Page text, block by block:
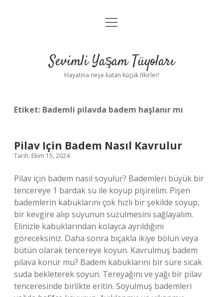
Anasayfa
Yasal Uyarı
menüyü
Sevimli Yaşam Tüyoları
Hayatına neşe katan küçük fikirler!
Etiket: Bademli pilavda badem haşlanır mı
Pilav Için Badem Nasıl Kavrulur
Tarih: Ekim 15, 2024
Pilav için badem nasıl soyulur? Bademleri büyük bir
tencereye 1 bardak su ile koyup pişirelim. Pişen
bademlerin kabuklarını çok hızlı bir şekilde soyup,
bir kevgire alıp suyunun süzülmesini sağlayalım.
Elinizle kabuklarından kolayca ayrıldığını
göreceksiniz. Daha sonra bıçakla ikiye bölün veya
bütün olarak tencereye koyun. Kavrulmuş badem
pilava konur mu? Badem kabuklarını bir süre sıcak
suda bekleterek soyun. Tereyağını ve yağı bir pilav
tenceresinde birlikte eritin. Soyulmuş bademleri